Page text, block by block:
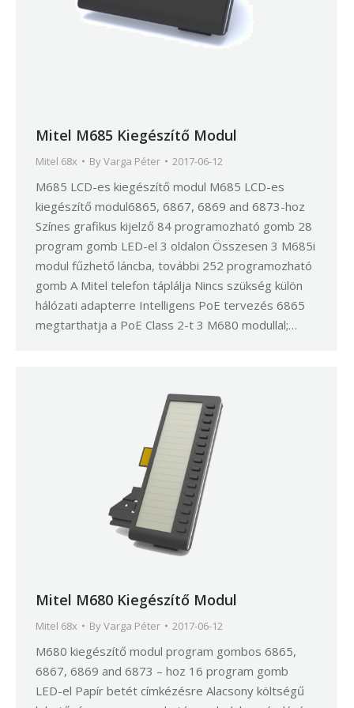
Mitel M685 Kiegészítő Modul
Mitel 68x ByVarga Péter 2017-06-12
M685 LCD-es kiegészítő modul M685 LCD-es
kiegészítő modul6865, 6867, 6869 and 6873-hoz
Színes grafikus kijelző 84 programozható gomb 28
program gomb LED-el 3 oldalon Összesen 3 M685i
modul fűzhető láncba, további 252 programozható
gomb A Mitel telefon táplálja Nincs szükség külön
hálózati adapterre Intelligens PoE tervezés 6865
megtarthatja a PoE Class 2-t 3 M680 modullal;…
Mitel M680 Kiegészítő Modul
Mitel 68x ByVarga Péter 2017-06-12
M680 kiegészítő modul program gombos 6865,
6867, 6869 and 6873 – hoz 16 program gomb
LED-el Papír betét címkézésre Alacsony költségű